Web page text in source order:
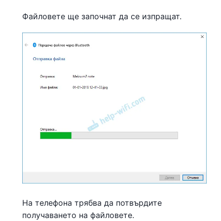
Файловете ще започнат да се изпращат.
На телефона трябва да потвърдите
получаването на файловете.